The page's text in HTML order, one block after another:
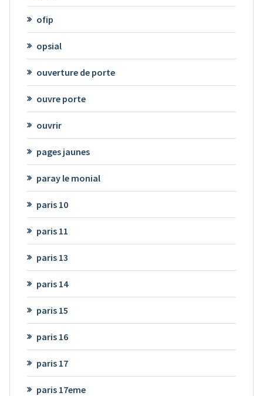
ofip
opsial
ouverture de porte
ouvre porte
ouvrir
pages jaunes
paray le monial
paris 10
paris 11
paris 13
paris 14
paris 15
paris 16
paris 17
paris 17eme